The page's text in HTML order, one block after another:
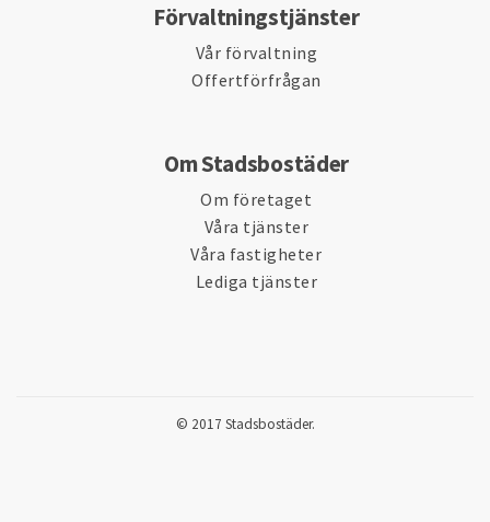
Förvaltningstjänster
Vår förvaltning
Offertförfrågan
Om Stadsbostäder
Om företaget
Våra tjänster
Våra fastigheter
Lediga tjänster
© 2017 Stadsbostäder.